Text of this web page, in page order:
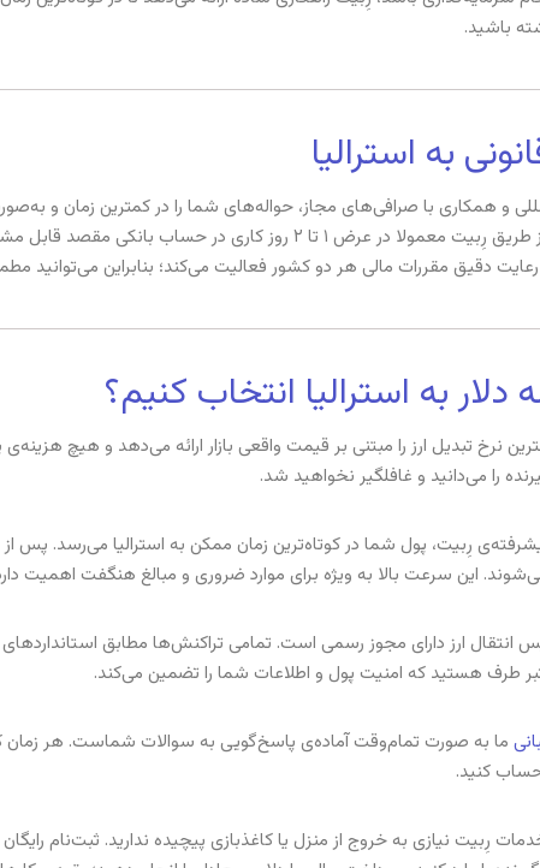
باشید.
به استرالیا
و همکاری با صرافی‌های مجاز، حواله‌های شما را در کمترین زمان و
یا هفته‌ها طول بکشد، حواله‌های ارزی از طریق رِبیت معمولا
دقیق مقررات مالی هر دو کشور فعالیت می‌کند؛ بنابراین
دلار به استرالیا انتخاب کنیم؟
نرخ تبدیل ارز را مبتنی بر قیمت واقعی بازار ارائه می‌دهد و هیچ
را می‌دانید و غافلگیر نخواهید شد.
رِبیت، پول شما در کوتاه‌ترین زمان ممکن به استرالیا می‌رسد. پس
انتقال ارز دارای مجوز رسمی است. تمامی تراکنش‌ها مطابق
طرف هستید که امنیت پول و اطلاعات شما را تضمین می‌کند.
ما به صورت تمام‌وقت آماده‌ی پاسخ‌گویی به سوالات شماست. هر زمان
کنید.
خدمات رِبیت نیازی به خروج از منزل یا کاغذبازی پیچیده ندارید.